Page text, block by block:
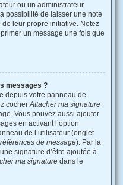
ou un administrateur
possibilité de laisser une note
leur propre initiative. Notez
un message une fois que
messages ?
depuis votre panneau de
cocherAttacher ma signature
Vous pouvez aussi ajouter
en activant l’option
de l’utilisateur (onglet
de message). Par la
signature d’être ajoutée à
ma signature dans le